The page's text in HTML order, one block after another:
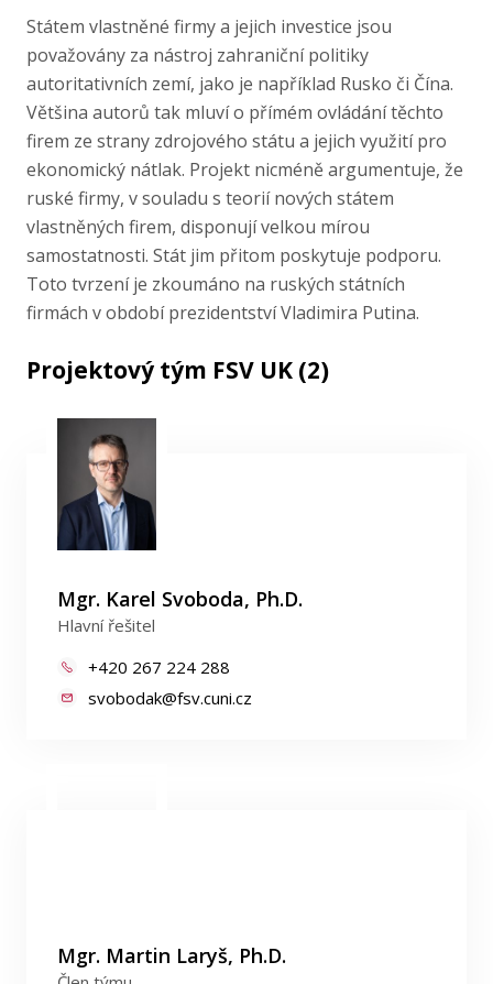
Státem vlastněné firmy a jejich investice jsou
považovány za nástroj zahraniční politiky
autoritativních zemí, jako je například Rusko či Čína.
Většina autorů tak mluví o přímém ovládání těchto
firem ze strany zdrojového státu a jejich využití pro
ekonomický nátlak. Projekt nicméně argumentuje, že
ruské firmy, v souladu s teorií nových státem
vlastněných firem, disponují velkou mírou
samostatnosti. Stát jim přitom poskytuje podporu.
Toto tvrzení je zkoumáno na ruských státních
firmách v období prezidentství Vladimira Putina.
Projektový tým FSV UK (2)
Mgr. Karel Svoboda, Ph.D.
Hlavní řešitel
+420 267 224 288
svobodak@fsv.cuni.cz
Mgr. Martin Laryš, Ph.D.